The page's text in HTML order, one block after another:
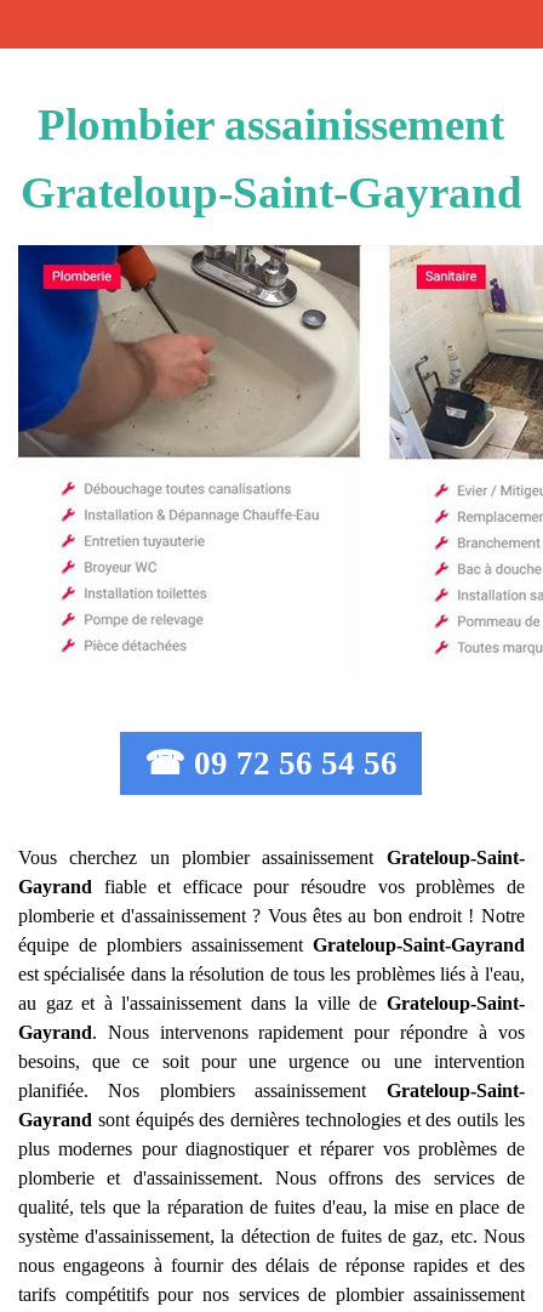
Plombier assainissement
Grateloup-Saint-Gayrand
☎ 09 72 56 54 56
Vous cherchez un plombier assainissement Grateloup-Saint-
Gayrand fiable et efficace pour résoudre vos problèmes de
plomberie et d'assainissement ? Vous êtes au bon endroit ! Notre
équipe de plombiers assainissement Grateloup-Saint-Gayrand
est spécialisée dans la résolution de tous les problèmes liés à l'eau,
au gaz et à l'assainissement dans la ville de Grateloup-Saint-
Gayrand. Nous intervenons rapidement pour répondre à vos
besoins, que ce soit pour une urgence ou une intervention
planifiée. Nos plombiers assainissement Grateloup-Saint-
Gayrand sont équipés des dernières technologies et des outils les
plus modernes pour diagnostiquer et réparer vos problèmes de
plomberie et d'assainissement. Nous offrons des services de
qualité, tels que la réparation de fuites d'eau, la mise en place de
système d'assainissement, la détection de fuites de gaz, etc. Nous
nous engageons à fournir des délais de réponse rapides et des
tarifs compétitifs pour nos services de plombier assainissement